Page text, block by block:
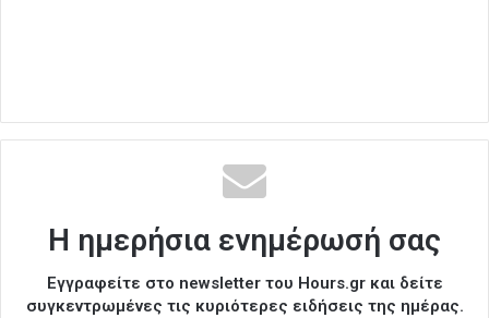
Η ημερήσια ενημέρωσή σας
Εγγραφείτε στο newsletter του Hours.gr και δείτε
συγκεντρωμένες τις κυριότερες ειδήσεις της ημέρας.